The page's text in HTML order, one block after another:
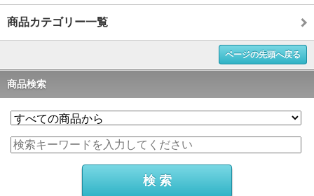
商品カテゴリー一覧
ページの先頭へ戻る
商品検索